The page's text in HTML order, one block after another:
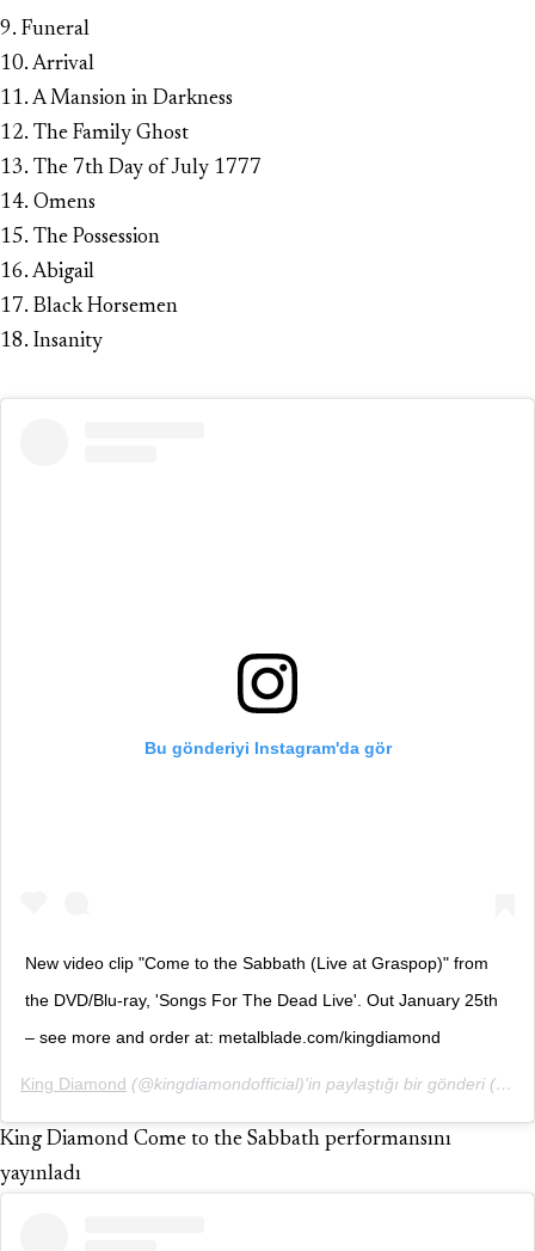
9. Funeral
10. Arrival
11. A Mansion in Darkness
12. The Family Ghost
13. The 7th Day of July 1777
14. Omens
15. The Possession
16. Abigail
17. Black Horsemen
18. Insanity
Bu gönderiyi Instagram'da gör
New video clip "Come to the Sabbath (Live at Graspop)" from
the DVD/Blu-ray, 'Songs For The Dead Live'. Out January 25th
– see more and order at: metalblade.com/kingdiamond
King Diamond (@kingdiamondofficial)'in paylaştığı bir gönderi (13
King Diamond Come to the Sabbath performansını
yayınladı